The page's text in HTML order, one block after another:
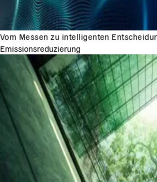
Vom Messen zu intelligenten
Emissionsreduzierung